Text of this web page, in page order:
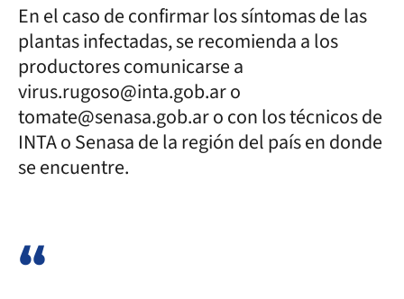
En el caso de confirmar los síntomas de las
plantas infectadas, se recomienda a los
productores comunicarse a
virus.rugoso@inta.gob.ar o
tomate@senasa.gob.ar o con los técnicos de
INTA o Senasa de la región del país en donde
se encuentre.